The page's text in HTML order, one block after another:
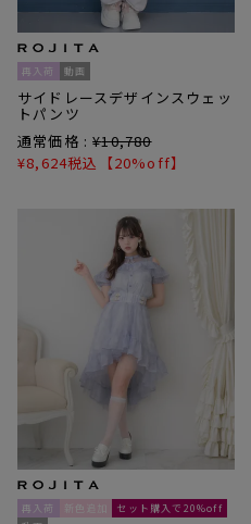
再入荷 動画
サイドレースデザインスウェッ
トパンツ
通常価格 : ¥10,780
¥8,624税込 【20%off】
再入荷 新色追加
セット購入で20%off